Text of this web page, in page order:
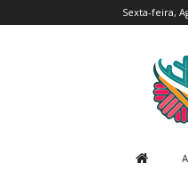
Sexta-feira,
de
A